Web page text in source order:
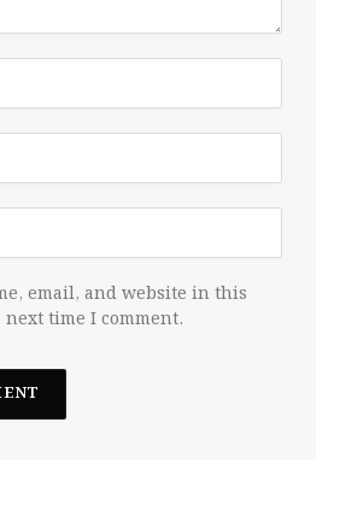
email, and website in this
time I comment.